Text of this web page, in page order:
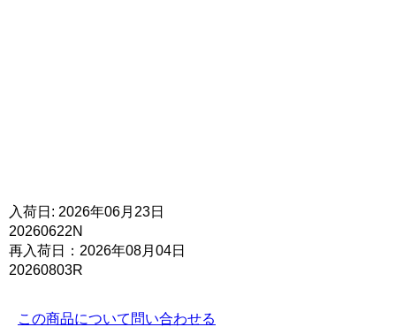
入荷日: 2026年06月23日
20260622N
再入荷日：2026年08月04日
20260803R
この商品について問い合わせる